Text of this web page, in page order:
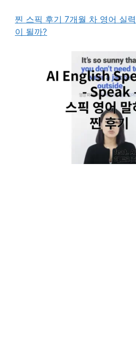
찐 스픽 후기 7개월 차 영어 실
이 될까?